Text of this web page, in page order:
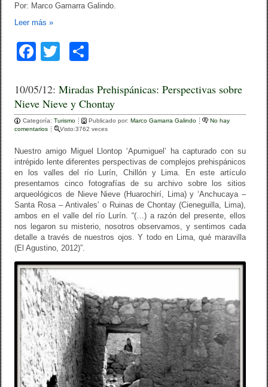
Por: Marco Gamarra Galindo.
Leer más»
F
c
e
b
o
o
k
tt
er
m
p
ar
tir
10/05/12:Miradas Prehispánicas: Perspectivas sobre
Nieve Nieve y Chontay
Categoría:Turismo Publicado por:Marco Gamarra Galindo
No hay
comentarios
Visto:3762 veces
Nuestro amigo Miguel Llontop ‘Apumiguel’ ha capturado con su
intrépido lente diferentes perspectivas de complejos prehispánicos
en los valles del río Lurín, Chillón y Lima. En este artículo
presentamos cinco fotografías de su archivo sobre los sitios
arqueológicos de Nieve Nieve (Huarochirí, Lima) y ‘Anchucaya –
Santa Rosa – Antivales’ o Ruinas de Chontay (Cieneguilla, Lima),
ambos en el valle del río Lurín. “(…) a razón del presente, ellos
nos legaron su misterio, nosotros observamos, y sentimos cada
detalle a través de nuestros ojos. Y todo en Lima, qué maravilla
(El Agustino, 2012)”.